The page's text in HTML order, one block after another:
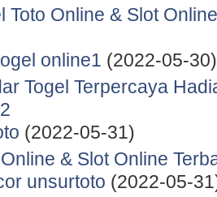
Toto Online & Slot
online1 (2022-05-30)
Togel Terpercaya
(2022-05-31)
& Slot Online
unsurtoto (2022-05-